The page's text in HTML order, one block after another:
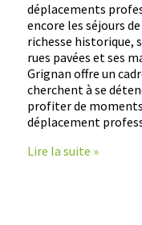
déplacements
encore les séjours
richesse historique,
rues pavées et ses
Grignan offre un
cherchent à se
profiter de
déplacement
Lire la suite »